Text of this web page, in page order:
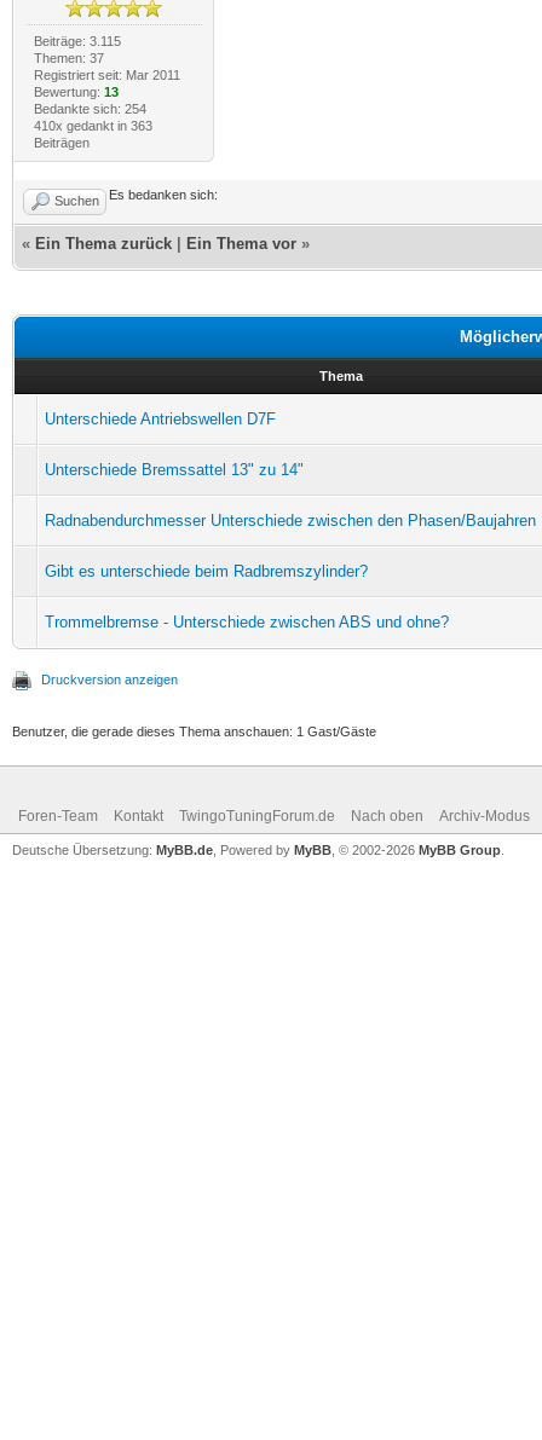
Beiträge: 3.115
Themen: 37
Registriert seit: Mar 2011
Bewertung: 13
Bedankte sich: 254
410x gedankt in 363
Beiträgen
Suchen Es bedanken sich:
« Ein Thema zurück Ein Thema vor »
Thema
Unterschiede Antriebswellen D7F
Unterschiede Bremssattel 13" zu 14"
Radnabendurchmesser Unterschiede zwischen den Phasen/Baujahren
Gibt es unterschiede beim Radbremszylinder?
Trommelbremse - Unterschiede zwischen ABS und ohne?
Druckversion anzeigen
Benutzer, die gerade dieses Thema anschauen: 1 Gast/Gäste
Foren-Team Kontakt TwingoTuningForum.de Nach oben Archiv-Modus
Deutsche Übersetzung: MyBB.de , Powered by MyBB , © 2002-2026 MyBB Group